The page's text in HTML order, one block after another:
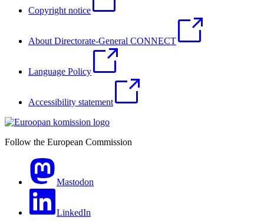
Copyright notice
About Directorate-General CONNECT
Language Policy
Accessibility statement
Follow the European Commission
Mastodon
LinkedIn